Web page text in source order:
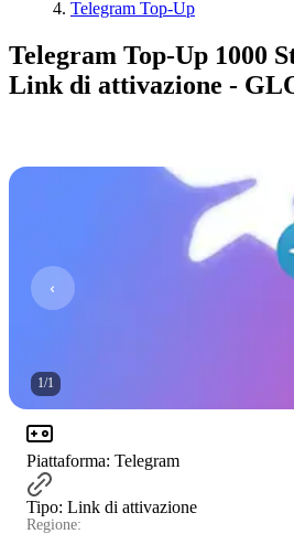
Telegram Top-Up
Telegram Top-Up 1000
Link di attivazione -
1/1
Piattaforma: Telegram
Tipo: Link di attivazione
Regione: